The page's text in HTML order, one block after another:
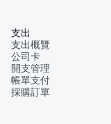
支出
支出概覽
公司卡
開支管理
帳單支付
採購訂單